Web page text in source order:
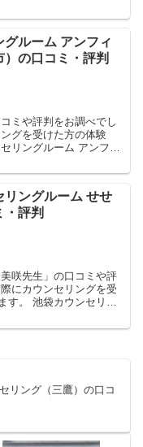
グルーム アンフィ
）の口コミ・評判
ミや評判をお調べでし
グを受けた方の体験
リングルーム アンフィ
リングルーム せせ
・評判
咲先生」の口コミや評
にカウンセリングを受
す。 池袋カウンセリン
リング（三鷹）の口コ